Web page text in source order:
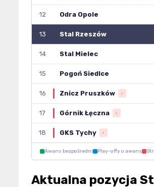
12 Odra Opole
13 Stal Rzeszów
14 Stal Mielec
15 Pogoń Siedlce
16 Znicz Pruszków ↓
17 Górnik Łęczna ↓
18 GKS Tychy ↓
Awans bezpośredni Play-offy o awans
Aktualna pozycja